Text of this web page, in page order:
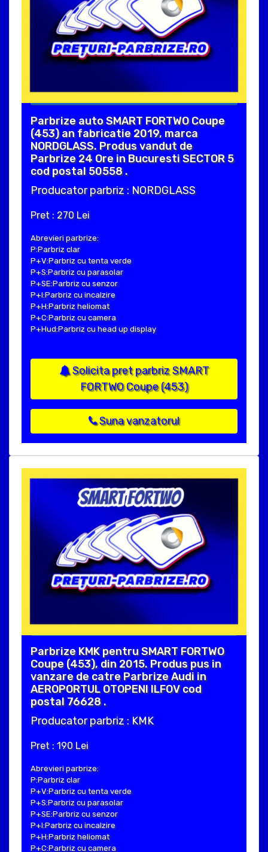
Parbrize auto SMART FORTWO Coupe
(453) an fabricatie 2019, marca
NORDGLASS. Produs vandut de
Parbrize 24 Ore in Bucuresti SECTOR 5
cod postal 50558 .
Producator parbriz : NORDGLASS
Pret : 270 Lei
Abrevieri parbrize:
P:Parbriz clar
P+V:Parbriz cu tenta verde
P+S:Parbriz cu parasolar
P+SE:Parbriz cu senzor
P+I:Parbriz cu incalzire
P+H:Parbriz heliomat
P+C:Parbriz cu camera
P+Hud:Parbriz cu head up display
Solicita pret parbriz SMART
FORTWO Coupe (453)
Suna vanzatorul
Parbrize KMK pentru SMART FORTWO
Coupe (453), din 2015. Produs pus in
vanzare de catre Parbrize Audi in
AEROPORTUL OTOPENI ILFOV cod
postal 76628 .
Producator parbriz : KMK
Pret : 190 Lei
Abrevieri parbrize:
P:Parbriz clar
P+V:Parbriz cu tenta verde
P+S:Parbriz cu parasolar
P+SE:Parbriz cu senzor
P+I:Parbriz cu incalzire
P+H:Parbriz heliomat
P+C:Parbriz cu camera